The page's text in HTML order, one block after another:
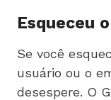
Esqueceu
Se você
usuário ou o
desespere. O